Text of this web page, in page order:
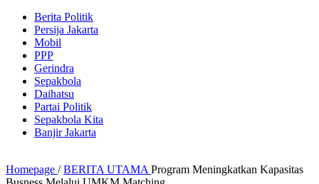
Berita Politik
Persija Jakarta
Mobil
PPP
Gerindra
Sepakbola
Daihatsu
Partai Politik
Sepakbola Kita
Banjir Jakarta
Homepage / BERITA UTAMA Program Meningkatkan Kapasitas